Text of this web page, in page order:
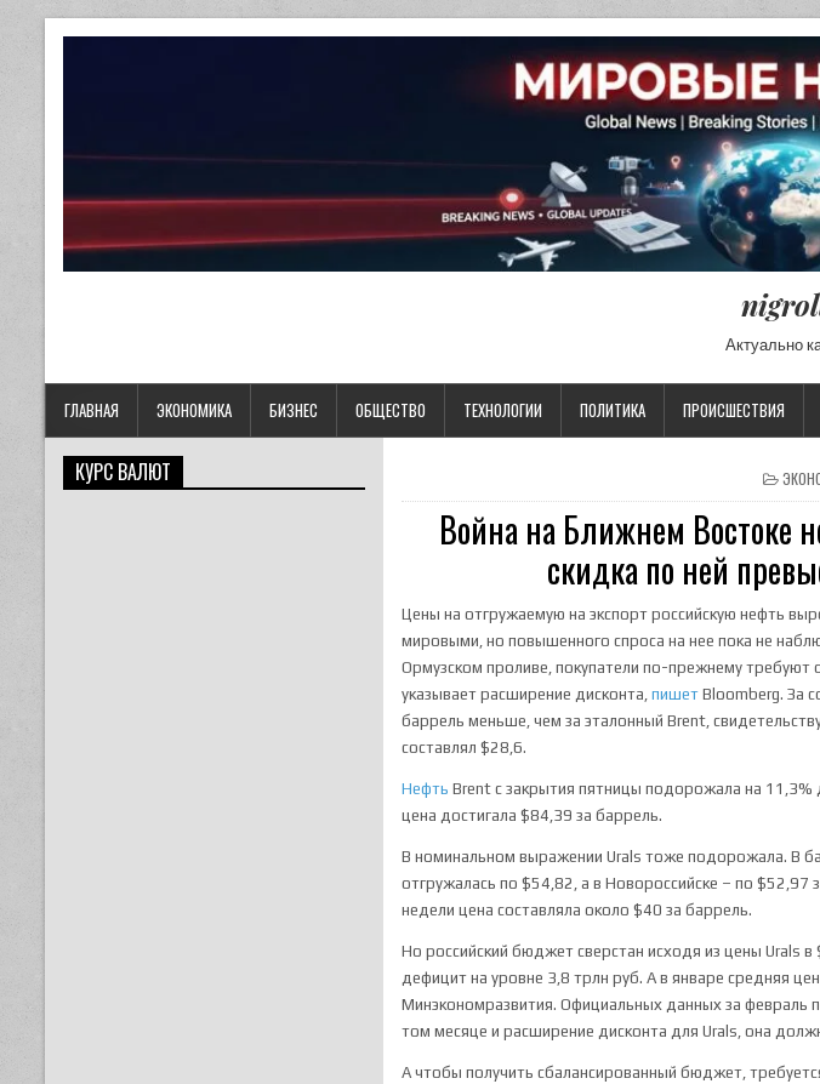
Актуально
ГЛАВНАЯ ЭКОНОМИКА БИЗНЕС ОБЩЕСТВО ТЕХНОЛОГИИ ПОЛИТИКА ПРОИСШЕСТВИЯ
Война на Ближнем Востоке
скидка по ней
Цены на отгружаемую на экспорт российскую нефть
мировыми, но повышенного спроса на нее пока не
Ормузском проливе, покупатели по-прежнему требуют
указывает расширение дисконта,пишет Bloomberg. За
баррель меньше, чем за эталонный Brent,
составлял $28,6.
Нефть Brent с закрытия пятницы подорожала на
цена достигала $84,39 за баррель.
В номинальном выражении Urals тоже подорожала. В
отгружалась по $54,82, а в Новороссийске – по
недели цена составляла около $40 за баррель.
Но российский бюджет сверстан исходя из цены Urals
дефицит на уровне 3,8 трлн руб. А в январе средняя
Минэкономразвития. Официальных данных за февраль
том месяце и расширение дисконта для Urals, она
А чтобы получить сбалансированный бюджет,
КУРС ВАЛЮТ